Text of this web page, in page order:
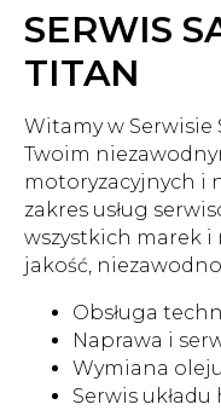
SERWIS
TITAN
Witamy w Serwisie
Twoim
motoryzacyjnych i
zakres usług
wszystkich marek i
jakość,
Obsługa
Naprawa i
Wymiana
Serwis